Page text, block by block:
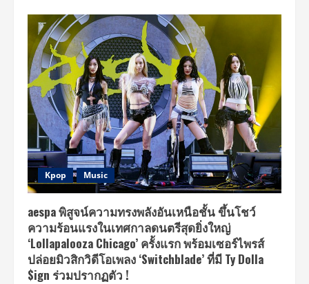
Kpop Music
aespa พิสูจน์ความทรงพลังอันเหนือชั้น ขึ้นโชว์
ความร้อนแรงในเทศกาลดนตรีสุดยิ่งใหญ่
‘Lollapalooza Chicago’ ครั้งแรก พร้อมเซอร์ไพรส์
ปล่อยมิวสิกวิดีโอเพลง ‘Switchblade’ ที่มี Ty Dolla
$ign ร่วมปรากฏตัว !